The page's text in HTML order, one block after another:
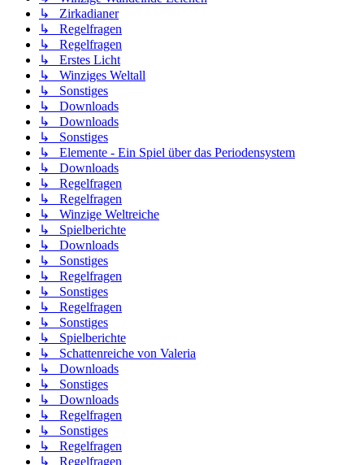
↳ Zirkadianer
↳ Regelfragen
↳ Regelfragen
↳ Erstes Licht
↳ Winziges Weltall
↳ Sonstiges
↳ Downloads
↳ Downloads
↳ Sonstiges
↳ Elemente - Ein Spiel über das Periodensystem
↳ Downloads
↳ Regelfragen
↳ Regelfragen
↳ Winzige Weltreiche
↳ Spielberichte
↳ Downloads
↳ Sonstiges
↳ Regelfragen
↳ Sonstiges
↳ Regelfragen
↳ Sonstiges
↳ Spielberichte
↳ Schattenreiche von Valeria
↳ Downloads
↳ Sonstiges
↳ Downloads
↳ Regelfragen
↳ Sonstiges
↳ Regelfragen
↳ Regelfragen